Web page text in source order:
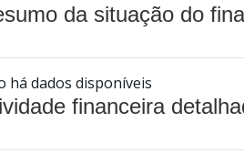
da situação do
há dados disponíveis
financeira